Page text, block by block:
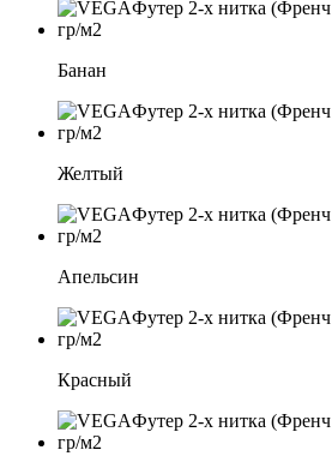
Банан
Желтый
Апельсин
Красный